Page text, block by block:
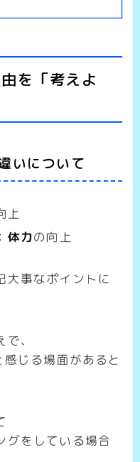
を「考えよ
いについて
上
体力の向上
大事なポイントに
、
じる場面があると
グをしている場合